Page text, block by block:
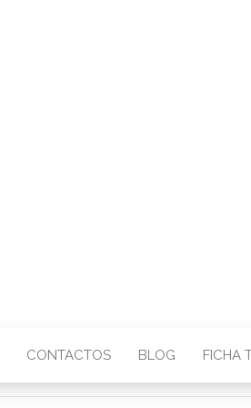
CONTACTOS BLOG FICHA